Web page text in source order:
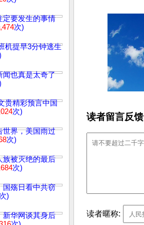
定要发生的事情
次)
机提早3分钟逃生
闻也真是太奇了
贵精彩预言中国
次)
世界，美国雨过
次)
族被灭绝的最后
次)
国殇日看中共窃
次)
新华网谈其身后
读者留言反
读者暱称: